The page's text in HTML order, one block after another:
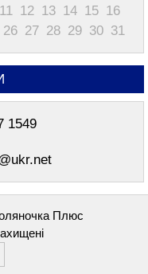
11 12 13 14 15 16
26 27 28 29 30 31
1549
Плюс